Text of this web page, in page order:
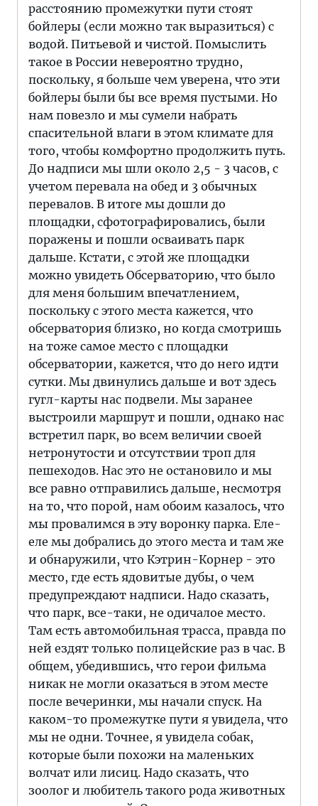
расстоянию промежутки пути стоят
бойлеры (если можно так выразиться) с
водой. Питьевой и чистой. Помыслить
такое в России невероятно трудно,
поскольку, я больше чем уверена, что эти
бойлеры были бы все время пустыми. Но
нам повезло и мы сумели набрать
спасительной влаги в этом климате для
того, чтобы комфортно продолжить путь.
До надписи мы шли около 2,5 - 3 часов, с
учетом перевала на обед и 3 обычных
перевалов. В итоге мы дошли до
площадки, сфотографировались, были
поражены и пошли осваивать парк
дальше. Кстати, с этой же площадки
можно увидеть Обсерваторию, что было
для меня большим впечатлением,
поскольку с этого места кажется, что
обсерватория близко, но когда смотришь
на тоже самое место с площадки
обсерватории, кажется, что до него идти
сутки. Мы двинулись дальше и вот здесь
гугл-карты нас подвели. Мы заранее
выстроили маршрут и пошли, однако нас
встретил парк, во всем величии своей
нетронутости и отсутствии троп для
пешеходов. Нас это не остановило и мы
все равно отправились дальше, несмотря
на то, что порой, нам обоим казалось, что
мы провалимся в эту воронку парка. Еле-
еле мы добрались до этого места и там же
и обнаружили, что Кэтрин-Корнер - это
место, где есть ядовитые дубы, о чем
предупреждают надписи. Надо сказать,
что парк, все-таки, не одичалое место.
Там есть автомобильная трасса, правда по
ней ездят только полицейские раз в час. В
общем, убедившись, что герои фильма
никак не могли оказаться в этом месте
после вечеринки, мы начали спуск. На
каком-то промежутке пути я увидела, что
мы не одни. Точнее, я увидела собак,
которые были похожи на маленьких
волчат или лисиц. Надо сказать, что
зоолог и любитель такого рода животных